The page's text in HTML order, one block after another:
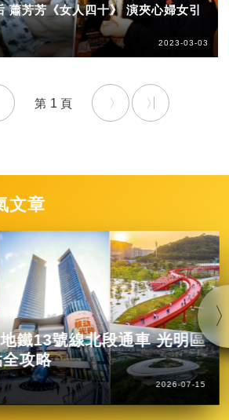
蕭芳芳《女人四十》 演夾心婦女引
2023-03-03
1
文章
鐵13號線北段通車 光明區
攻略
2026-07-15